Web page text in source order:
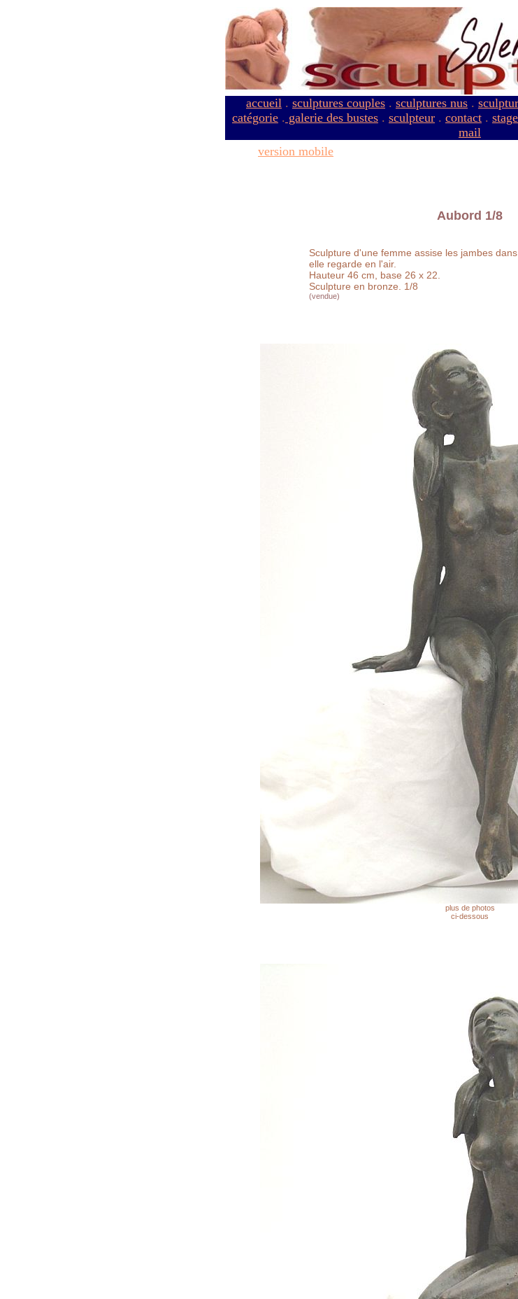
accueil . sculptures couples . sculptures nus .
catégorie . galerie des bustes . sculpteur . contact .
mail
version mobile
Aubord 1/8
Sculpture d'une femme assise les jambes dans
elle regarde en l'air.
Hauteur 46 cm, base 26 x 22.
Sculpture en bronze. 1/8
(vendue)
plus de photos
ci-dessous